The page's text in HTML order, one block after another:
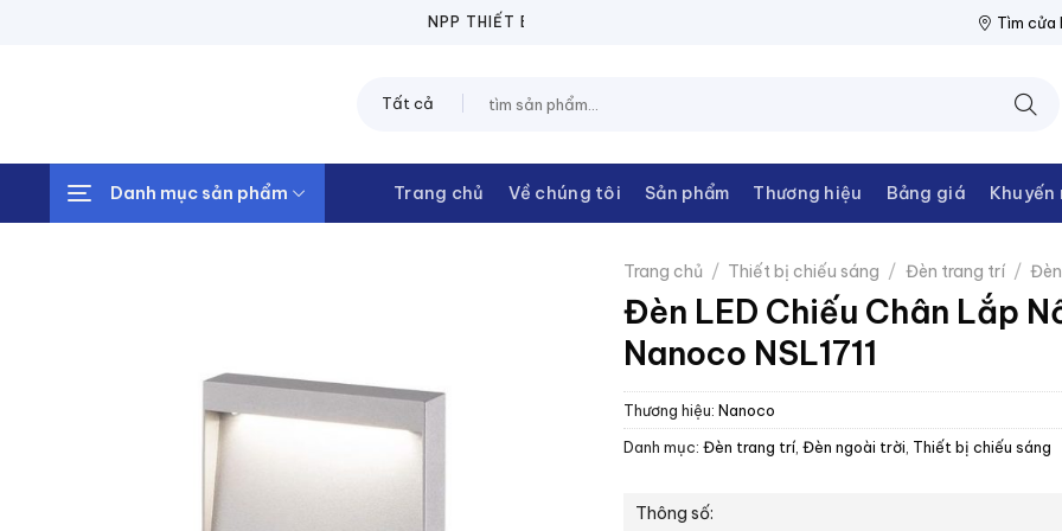
NPP THIẾT BỊ ĐIỆN THANH CHÂU NPP THIẾT BỊ
Tìm cửa
kiếm:
Danh mục sản phẩm Trang chủ Về chúng tôi Sản phẩm Thương hiệu Bảng giá Khuyến
Trang chủ / Thiết bị chiếu sáng / Đèn trang trí /
Đèn LED Chiếu Chân Lắp
Nanoco NSL1711
Thương hiệu: Nanoco
Danh mục: Đèn trang trí, Đèn ngoài trời Thiết bị chiếu sáng
Thông số: